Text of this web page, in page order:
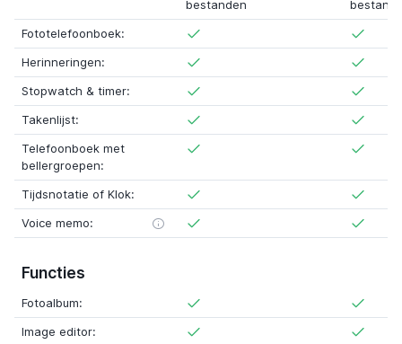
bestanden
Fototelefoonboek:
Herinneringen:
Stopwatch & timer:
Takenlijst:
Telefoonboek met
bellergroepen:
Tijdsnotatie of Klok:
Voice memo:
Functies
Fotoalbum:
Image editor: